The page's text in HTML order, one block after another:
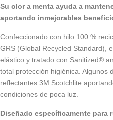
Su olor a menta ayuda a
aportando inmejorables
Confeccionado con hilo 100 %
GRS (Global Recycled Standard),
elástico y tratado con Sanitized®
total protección higiénica. Algunos
reflectantes 3M Scotchlite
condiciones de poca luz.
Diseñado específicamente